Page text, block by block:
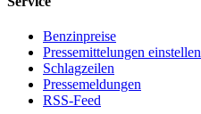
Benzinpreise
Pressemittelungen einstellen
Schlagzeilen
Pressemeldungen
RSS-Feed